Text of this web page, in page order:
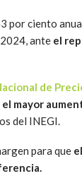
por ciento
ante el
de
el mayor
del INEGI.
para que